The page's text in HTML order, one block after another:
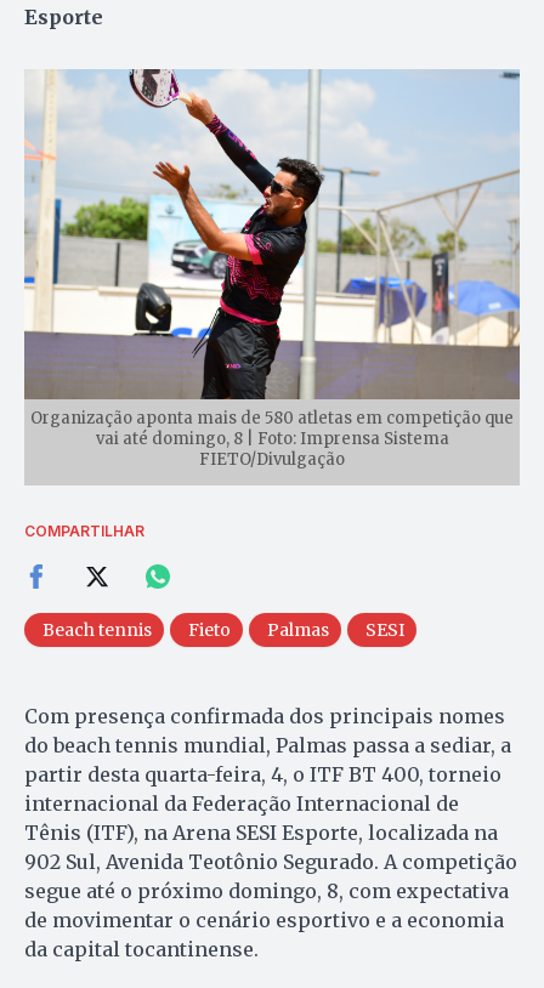
Esporte
Organização aponta mais de 580 atletas em competição que
vai até domingo, 8 | Foto: Imprensa Sistema
FIETO/Divulgação
COMPARTILHAR
Beach tennis Fieto Palmas SESI
Com presença confirmada dos principais nomes
do beach tennis mundial, Palmas passa a sediar, a
partir desta quarta-feira, 4, o ITF BT 400, torneio
internacional da Federação Internacional de
Tênis (ITF), na Arena SESI Esporte, localizada na
902 Sul, Avenida Teotônio Segurado. A competição
segue até o próximo domingo, 8, com expectativa
de movimentar o cenário esportivo e a economia
da capital tocantinense.